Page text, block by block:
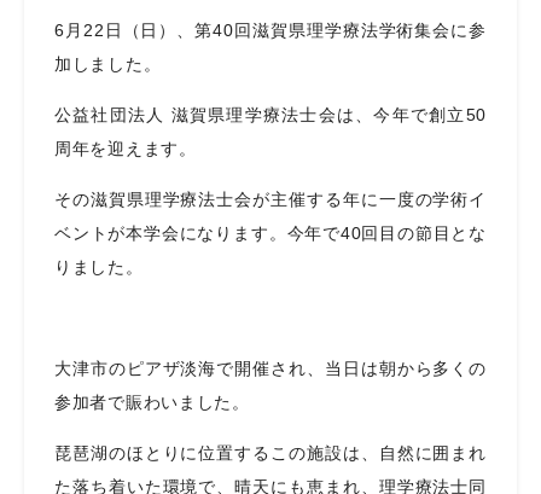
6月22日（日）、第40回滋賀県理学療法学術集会に参
加しました。
公益社団法人 滋賀県理学療法士会は、今年で創立50
周年を迎えます。
その滋賀県理学療法士会が主催する年に一度の学術イ
ベントが本学会になります。今年で40回目の節目とな
りました。
大津市のピアザ淡海で開催され、当日は朝から多くの
参加者で賑わいました。
琵琶湖のほとりに位置するこの施設は、自然に囲まれ
た落ち着いた環境で、晴天にも恵まれ、理学療法士同